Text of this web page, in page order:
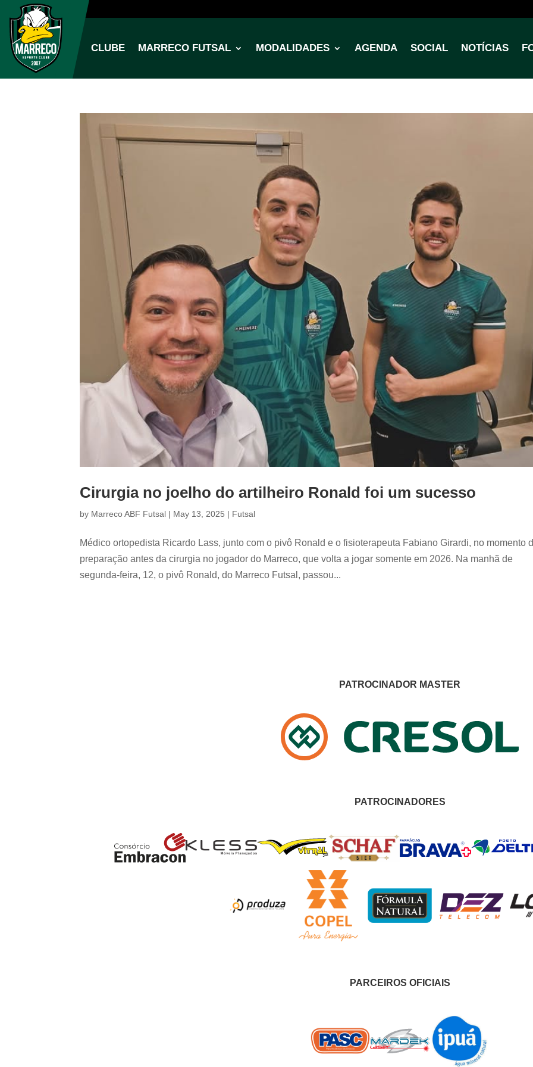
CLUBE MARRECO FUTSAL MODALIDADES AGENDA SOCIAL NOTÍCIAS
Cirurgia no joelho do artilheiro Ronald foi um sucesso
by Marreco ABF Futsal | May 13, 2025 | Futsal
Médico ortopedista Ricardo Lass, junto com o pivô Ronald e o fisioterapeuta Fabiano Girardi, no momento
preparação antes da cirurgia no jogador do Marreco, que volta a jogar somente em 2026. Na manhã de
segunda-feira, 12, o pivô Ronald, do Marreco Futsal, passou...
PATROCINADOR MASTER
PATROCINADORES
PARCEIROS OFICIAIS